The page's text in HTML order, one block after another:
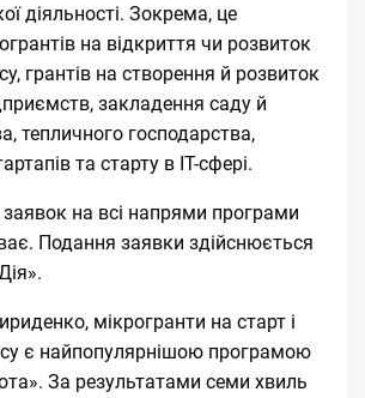
діяльності. Зокрема, це
на відкриття чи розвиток
грантів на створення й розвиток
закладення саду й
тепличного господарства,
та старту в ІТ-сфері.
на всі напрями програми
Подання заявки здійснюється
.
мікрогранти на старт і
є найпопулярнішою програмою
За результатами семи хвиль